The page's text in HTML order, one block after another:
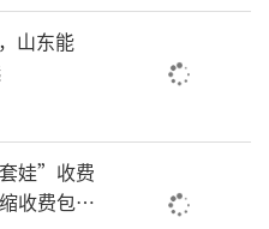
提倡由室内转到户
替传统按压式穴位
师出现挤占课间活动
活动管理上下功夫，
山东能
娃”收费
收费包比